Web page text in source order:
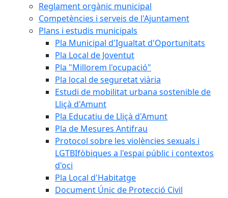
Reglament orgànic municipal
Competències i serveis de l'Ajuntament
Plans i estudis municipals
Pla Municipal d'Igualtat d'Oportunitats
Pla Local de Joventut
Pla "Millorem l'ocupació"
Pla local de seguretat viària
Estudi de mobilitat urbana sostenible de
Lliçà d'Amunt
Pla Educatiu de Lliçà d'Amunt
Pla de Mesures Antifrau
Protocol sobre les violències sexuals i
LGTBIfòbiques a l'espai públic i contextos
d'oci
Pla Local d'Habitatge
Document Únic de Protecció Civil